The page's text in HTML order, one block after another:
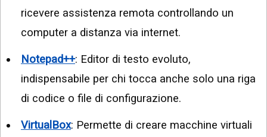
ricevere assistenza remota controllando un
computer a distanza via internet.
Notepad++: Editor di testo evoluto,
indispensabile per chi tocca anche solo una riga
di codice o file di configurazione.
VirtualBox: Permette di creare macchine virtuali